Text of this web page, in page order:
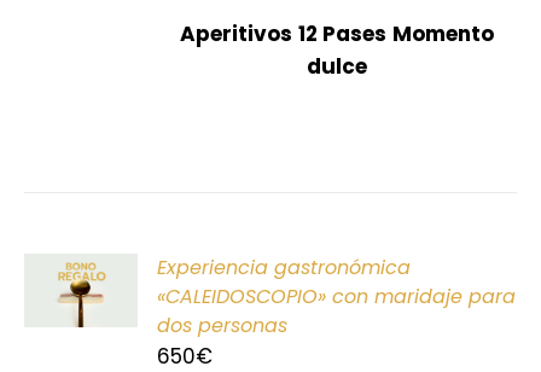
Aperitivos 12 Pases Momento
dulce
Experiencia gastronómica
«CALEIDOSCOPIO» con maridaje para
dos personas
650€